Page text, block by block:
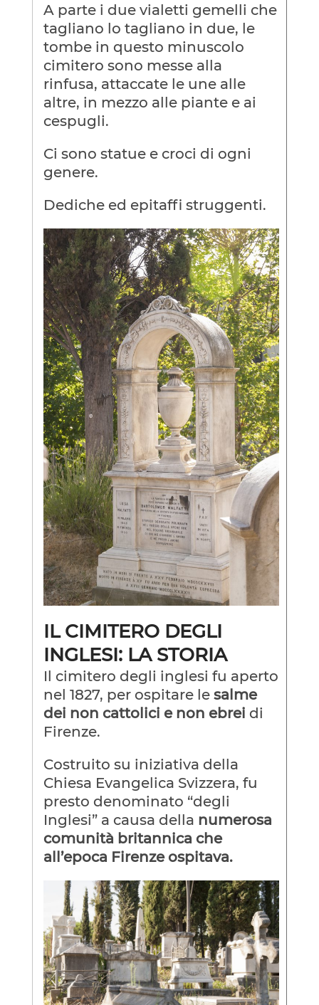
A parte i due vialetti gemelli che
tagliano lo tagliano in due, le
tombe in questo minuscolo
cimitero sono messe alla
rinfusa, attaccate le une alle
altre, in mezzo alle piante e ai
cespugli.
Ci sono statue e croci di ogni
genere.
Dediche ed epitaffi struggenti.
IL CIMITERO DEGLI
INGLESI: LA STORIA
Il cimitero degli inglesi fu aperto
nel 1827, per ospitare le salme
dei non cattolici e non ebrei di
Firenze.
Costruito su iniziativa della
Chiesa Evangelica Svizzera, fu
presto denominato “degli
Inglesi” a causa della numerosa
comunità britannica che
all’epoca Firenze ospitava.